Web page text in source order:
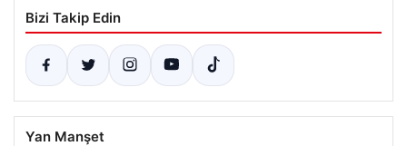
Bizi Takip Edin
Yan Manşet